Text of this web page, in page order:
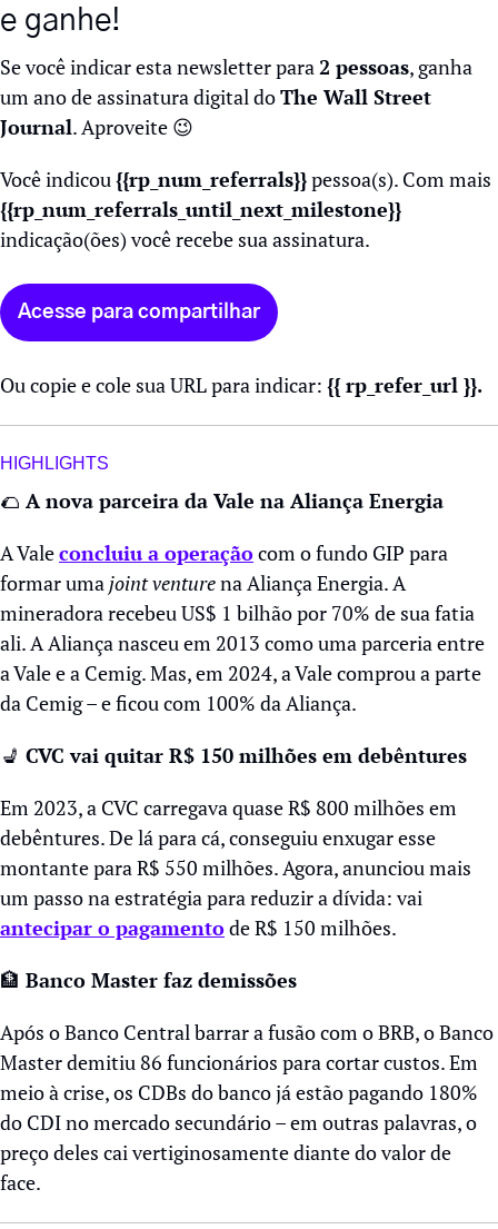
e ganhe!
Se você indicar esta newsletter para 2 pessoas, ganha
um ano de assinatura digital do The Wall Street
Journal. Aproveite 😉
Você indicou {{rp_num_referrals}}
indicação(ões) você recebe sua assinatura.
Acesse para compartilhar
Ou copie e cole sua URL para indicar: {{ rp_refer_url }}.
HIGHLIGHTS
🌮 A nova parceira da Vale na Aliança Energia
A Vale concluiu a operação com o fundo GIP para
formar uma joint venture na Aliança Energia. A
mineradora recebeu US$ 1 bilhão por 70% de sua fatia
ali. A Aliança nasceu em 2013 como uma parceria entre
a Vale e a Cemig. Mas, em 2024, a Vale comprou a parte
da Cemig – e ficou com 100% da Aliança.
💺 CVC vai quitar R$ 150 milhões em debêntures
Em 2023, a CVC carregava quase R$ 800 milhões em
debêntures. De lá para cá, conseguiu enxugar esse
montante para R$ 550 milhões. Agora, anunciou mais
antecipar o pagamento de R$ 150 milhões.
🏦 Banco Master faz demissões
Após o Banco Central barrar a fusão com o BRB, o Banco
Master demitiu 86 funcionários para cortar custos. Em
meio à crise, os CDBs do banco já estão pagando 180%
do CDI no mercado secundário – em outras palavras, o
preço deles cai vertiginosamente diante do valor de
face.